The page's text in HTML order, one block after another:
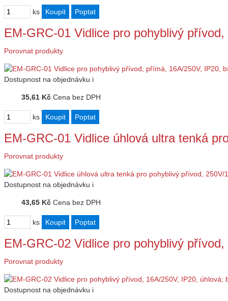
ks
EM-GRC-01 Vidlice pro pohyblivý
Porovnat produkty
Dostupnost na objednávku i
35,61 Kč Cena bez DPH
ks
EM-GRC-01 Vidlice úhlová ultra tenká
Porovnat produkty
Dostupnost na objednávku i
43,65 Kč Cena bez DPH
ks
EM-GRC-02 Vidlice pro pohyblivý
Porovnat produkty
Dostupnost na objednávku i